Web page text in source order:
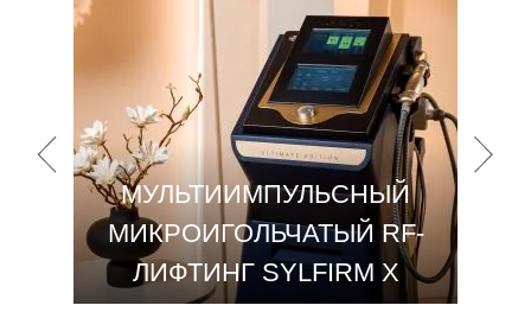
МУЛЬТИИМПУЛЬСНЫЙ
МИКРОИГОЛЬЧАТЫЙ RF-
ЛИФТИНГ SYLFIRM X